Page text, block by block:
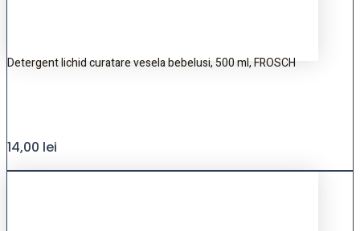
Detergent lichid curatare vesela bebelusi, 500 ml, FROSCH
14,00 lei